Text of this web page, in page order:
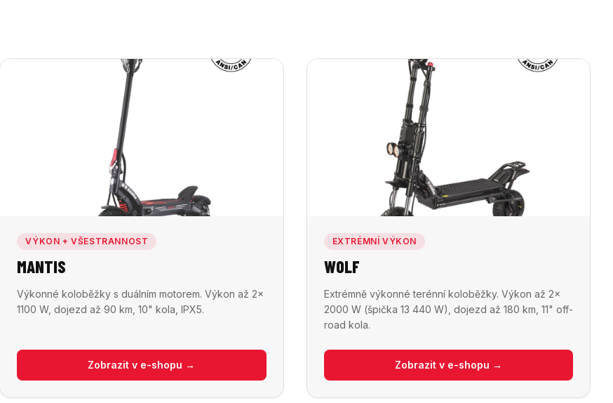
VÝKON + VŠESTRANNOST
MANTIS
Výkonné koloběžky s duálním motorem. Výkon až 2×
1100 W, dojezd až 90 km, 10" kola, IPX5.
Zobrazit v e-shopu →
EXTRÉMNÍ VÝKON
WOLF
Extrémně výkonné terénní koloběžky. Výkon až 2×
2000 W (špička 13 440 W), dojezd až 180 km, 11" off-
road kola.
Zobrazit v e-shopu →